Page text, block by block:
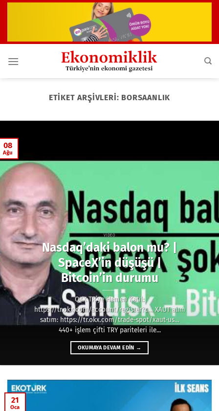
ETIKET ARŞIVLERI: BORSAANLIK
VIDEO
Nasdaq’daki balon mu? |
SpaceX’in düşüşü |
Bitcoin’in durumu
OKX TR’ye Hemen Katıl:
https://tr.okx.com/account/register?c… XAUT alım
satım: https://tr.okx.com/trade-spot/xaut-us…
440+ işlem çifti TRY pariteleri ile...
OKUMAYA DEVAM EDIN →
08
Ağu
21
Oca